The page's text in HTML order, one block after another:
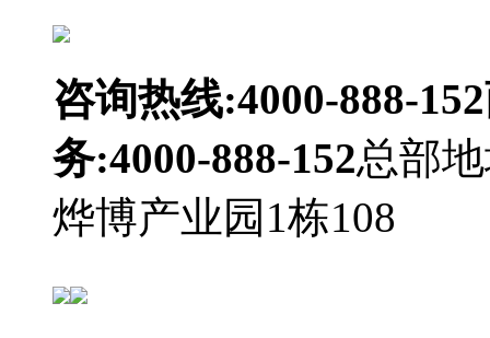
咨询热线:4000-888-152
务:4000-888-152总部
烨博产业园1栋108